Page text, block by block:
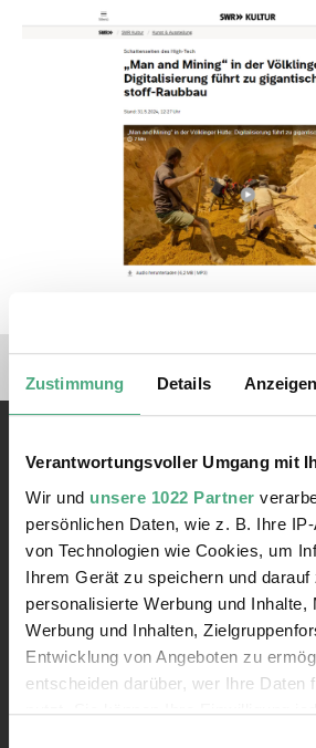
Zustimmung Details
Verantwortungsvoller Umgang mit
Wir und unsere 1022 Partner
persönlichen Daten, wie z. B. Ihre
von Technologien wie Cookies, um
Ihrem Gerät zu speichern und
personalisierte Werbung und Inhalte,
Werbung und Inhalten,
Entwicklung von Angeboten zu
entscheiden darüber, wer Ihre Daten
nutzt. Sie können Ihre Einwilligung
Kontakt
Rathausstraße 75 – 79
66333 Völklingen
Telefon: +49 6898 9100 100
Telefax: +49 6898 9100 111
mail@voelklinger-huette.org